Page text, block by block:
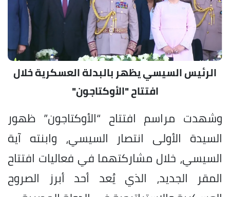
الرئيس السيسي يظهر بالبدلة العسكرية خلال
افتتاح "الأوكتاجون"
وشهدت مراسم افتتاح “الأوكتاجون” ظهور
السيدة الأولى انتصار السيسي، وابنته آية
السيسي، خلال مشاركتهما في فعاليات افتتاح
المقر الجديد، الذي يُعد أحد أبرز الصروح